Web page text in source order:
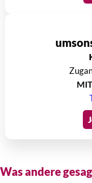
Was andere